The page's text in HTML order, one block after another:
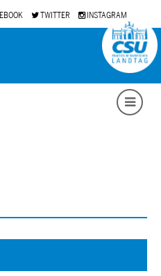
TWITTER INSTAGRAM